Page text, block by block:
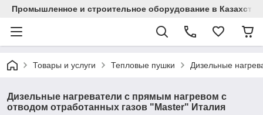
Промышленное и строительное оборудование в
Товары и услуги Тепловые пушки Дизельные
Дизельные нагреватели с прямым нагревом с
отводом отработанных газов "Master" Италия